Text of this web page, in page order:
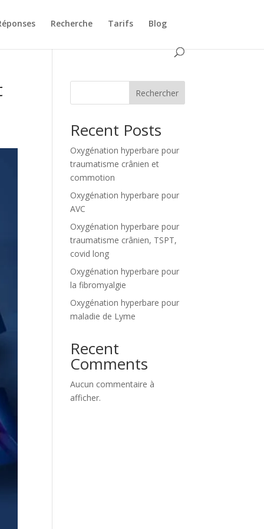
Recherche Tarifs Blog
Rechercher
Recent Posts
Oxygénation hyperbare pour
traumatisme crânien et
commotion
Oxygénation hyperbare pour
AVC
Oxygénation hyperbare pour
traumatisme crânien, TSPT,
covid long
Oxygénation hyperbare pour
la fibromyalgie
Oxygénation hyperbare pour
maladie de Lyme
Recent
Comments
Aucun commentaire à
afficher.